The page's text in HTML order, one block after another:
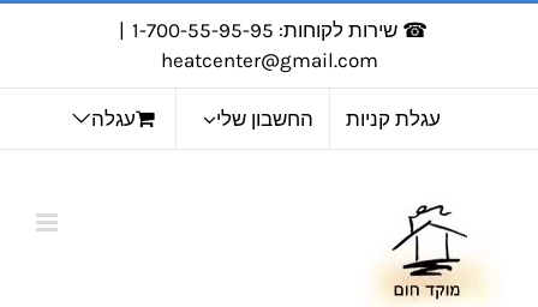
☎ שירות לקוחות: 1-700-55-95-95
|
heatcenter@gmail.com
עגלת קניות החשבון שלי עגלה